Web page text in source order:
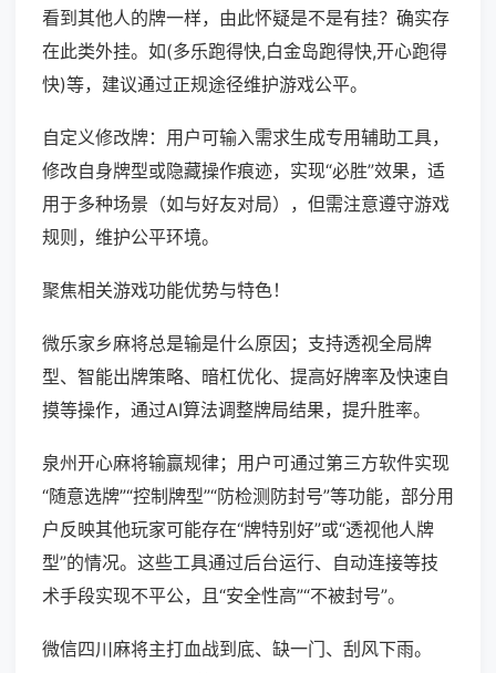
看到其他人的牌一样，由此怀疑是不是有挂？确实存
在此类外挂。如(多乐跑得快,白金岛跑得快,开心跑得
快)等，建议通过正规途径维护游戏公平。
自定义修改牌：用户可输入需求生成专用辅助工具，
修改自身牌型或隐藏操作痕迹，实现“必胜”效果，适
用于多种场景（如与好友对局），但需注意遵守游戏
规则，维护公平环境。
聚焦相关游戏功能优势与特色！
微乐家乡麻将总是输是什么原因；支持透视全局牌
型、智能出牌策略、暗杠优化、提高好牌率及快速自
摸等操作，通过AI算法调整牌局结果，提升胜率。
泉州开心麻将输赢规律；用户可通过第三方软件实现
“随意选牌”“控制牌型”“防检测防封号”等功能，部分用
户反映其他玩家可能存在“牌特别好”或“透视他人牌
型”的情况。这些工具通过后台运行、自动连接等技
术手段实现不平公，且“安全性高”“不被封号”。
微信四川麻将主打血战到底、缺一门、刮风下雨。